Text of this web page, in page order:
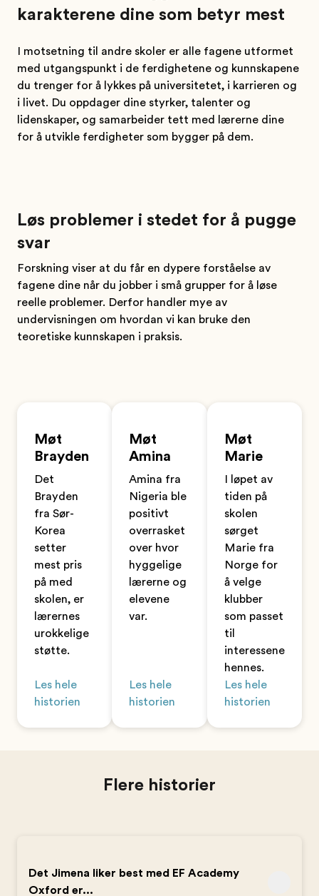
karakterene dine som betyr mest
I motsetning til andre skoler er alle fagene utformet
med utgangspunkt i de ferdighetene og kunnskapene
du trenger for å lykkes på universitetet, i karrieren og
i livet. Du oppdager dine styrker, talenter og
lidenskaper, og samarbeider tett med lærerne dine
for å utvikle ferdigheter som bygger på dem.
Løs problemer i stedet for å pugge
svar
Forskning viser at du får en dypere forståelse av
fagene dine når du jobber i små grupper for å løse
reelle problemer. Derfor handler mye av
undervisningen om hvordan vi kan bruke den
teoretiske kunnskapen i praksis.
Møt
Brayden
Det
Brayden
fra Sør-
Korea
setter
mest pris
på med
skolen, er
lærernes
urokkelige
støtte.
Les hele
historien
Møt
Amina
Amina fra
Nigeria ble
positivt
overrasket
over hvor
hyggelige
lærerne og
elevene
var.
Les hele
historien
Møt
Marie
I løpet av
tiden på
skolen
sørget
Marie fra
Norge for
å velge
klubber
som passet
til
interessene
hennes.
Les hele
historien
Flere historier
Det Jimena liker best med EF Academy
Oxford er...